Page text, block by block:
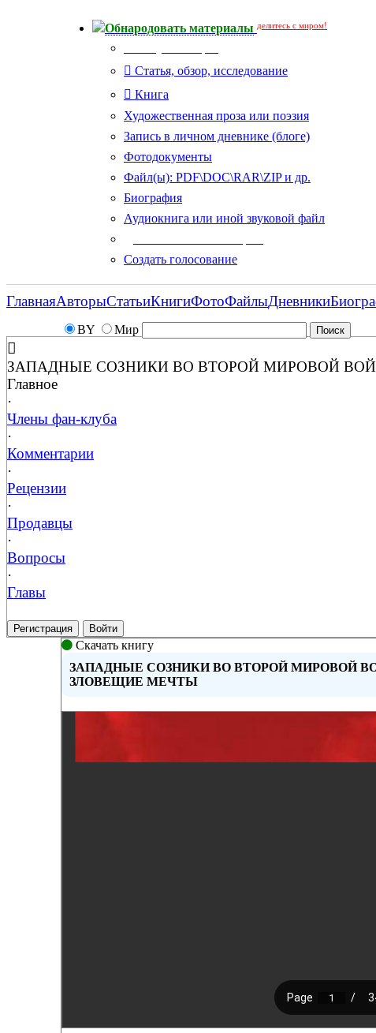
Обнародовать материалы делитесь с миром!
Статья, обзор, исследование
Книга
Художественная проза или поэзия
Запись в личном дневнике (блоге)
Фотодокументы
Файл(ы): PDF\DOC\RAR\ZIP и др.
Биография
Аудиокнига или иной звуковой файл
Создать голосование
BY Мир
ГлавнаяАвторыСтатьиКнигиФотоФайлыДневники
ЗАПАДНЫЕ СОЗНИКИ ВО ВТОРОЙ МИРОВОЙ
Главное
·
Члены фан-клуба
·
Комментарии
·
Рецензии
·
Продавцы
·
Вопросы
·
Главы
Регистрация Войти
Скачать книгу
ЗАПАДНЫЕ СОЗНИКИ ВО ВТОРОЙ МИРОВОЙ
ЗЛОВЕЩИЕ МЕЧТЫ